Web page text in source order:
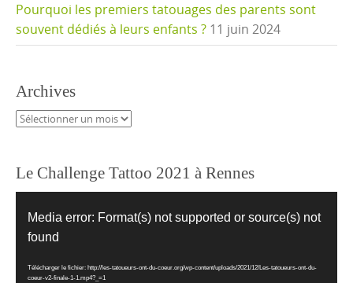
Pourquoi les premiers tatouages des parents sont
souvent dédiés à leurs enfants ? 11 juin 2024
Archives
Archives
Le Challenge Tattoo 2021 à Rennes
vidéo
Media error: Format(s) not supported or source(s) not
found
Télécharger le fichier: http://les-tatoueurs-ont-du-coeur.org/wp-content/uploads/2021/12/Les-tatoueurs-ont-du-
coeur-v2-finale-1-1.mp4?_=1